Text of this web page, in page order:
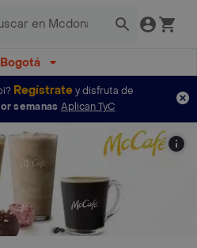
Bogotá
Regístratey disfruta de
semanas Aplican TyC